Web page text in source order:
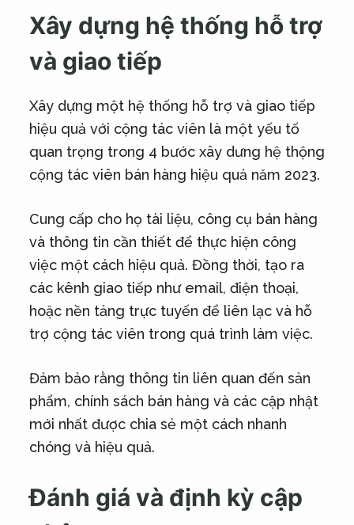
Xây dựng hệ thống hỗ trợ
và giao tiếp
Xây dựng một hệ thống hỗ trợ và giao tiếp
hiệu quả với cộng tác viên là một yếu tố
quan trọng trong 4 bước xây dưng hệ thộng
cộng tác viên bán hàng hiệu quả năm 2023.
Cung cấp cho họ tài liệu, công cụ bán hàng
và thông tin cần thiết để thực hiện công
việc một cách hiệu quả. Đồng thời, tạo ra
các kênh giao tiếp như email, điện thoại,
hoặc nền tảng trực tuyến để liên lạc và hỗ
trợ cộng tác viên trong quá trình làm việc.
Đảm bảo rằng thông tin liên quan đến sản
phẩm, chính sách bán hàng và các cập nhật
mới nhất được chia sẻ một cách nhanh
chóng và hiệu quả.
Đánh giá và định kỳ cập